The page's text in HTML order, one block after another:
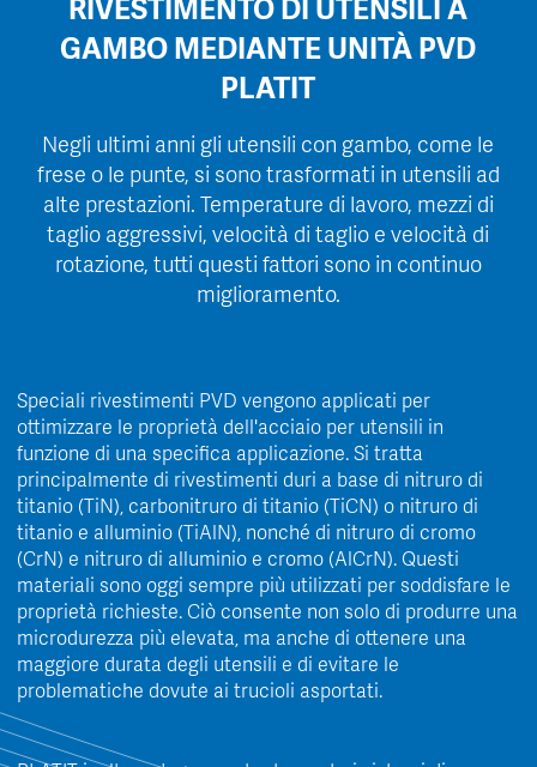
RIVESTIMENTO DI UTENSILI A
GAMBO MEDIANTE UNITÀ PVD
PLATIT
Negli ultimi anni gli utensili con gambo, come le
frese o le punte, si sono trasformati in utensili ad
alte prestazioni. Temperature di lavoro, mezzi di
taglio aggressivi, velocità di taglio e velocità di
rotazione, tutti questi fattori sono in continuo
miglioramento.
Speciali rivestimenti PVD vengono applicati per
ottimizzare le proprietà dell'acciaio per utensili in
funzione di una specifica applicazione. Si tratta
principalmente di rivestimenti duri a base di nitruro di
titanio (TiN), carbonitruro di titanio (TiCN) o nitruro di
titanio e alluminio (TiAlN), nonché di nitruro di cromo
(CrN) e nitruro di alluminio e cromo (AlCrN). Questi
materiali sono oggi sempre più utilizzati per soddisfare le
proprietà richieste. Ciò consente non solo di produrre una
microdurezza più elevata, ma anche di ottenere una
maggiore durata degli utensili e di evitare le
problematiche dovute ai trucioli asportati.